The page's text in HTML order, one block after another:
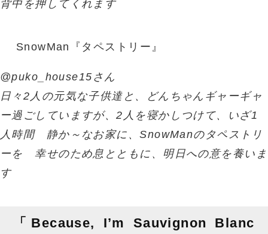
背中を押してくれます
SnowMan『タペストリー』
@puko_house15さん
日々2人の元気な子供達と、どんちゃんギャーギャ
ー過ごしていますが、2人を寝かしつけて、いざ1
人時間 静か～なお家に、SnowManのタペストリ
ーを 幸せのため息とともに、明日への意を養いま
す
「Because, I’m Sauvignon Blanc